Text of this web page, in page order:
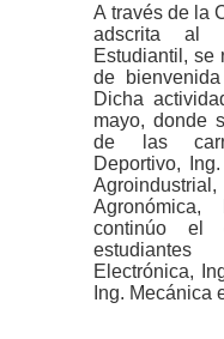
A través de la
adscrita al
Estudiantil, se
de
Dicha
mayo, donde
de las
Deportivo,
continúo
Electrónica,
Ing. Mecánica